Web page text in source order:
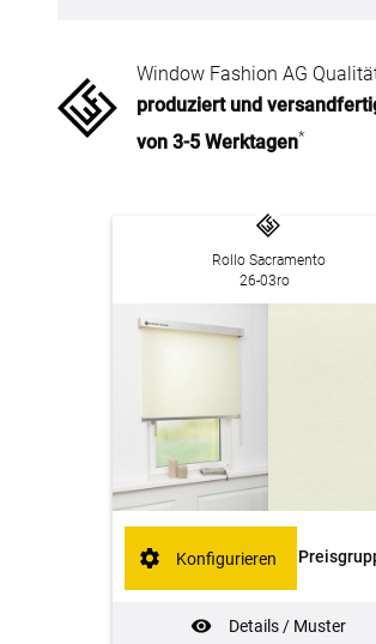
Window Fashion AG
produziert und
von 3-5 Werktagen*
Rollo Sacramento
26-03ro
Details / Muster
Konfigurieren